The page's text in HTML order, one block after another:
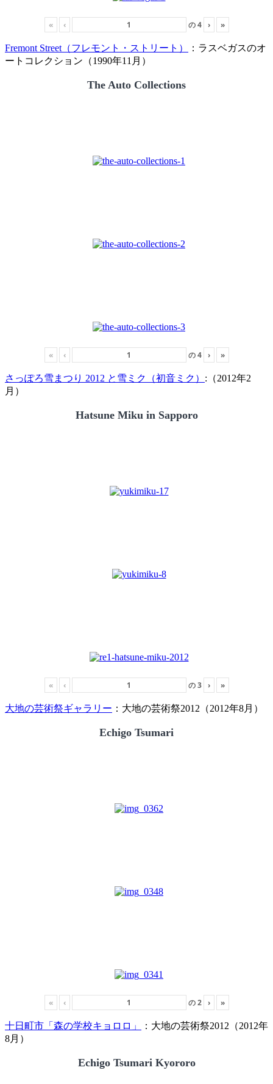
« ‹ の4 › »
Fremont Street（フレモント・ストリート）
：ラスベガスのオ
ートコレクション（1990年11月）
The Auto Collections
« ‹ の4 › »
さっぽろ雪まつり 2012 と雪ミク（初音ミク） :（2012年2
月）
Hatsune Miku in Sapporo
« ‹ の3 › »
大地の芸術祭ギャラリー ：大地の芸術祭2012（2012年8月）
Echigo Tsumari
« ‹ の2 › »
十日町市「森の学校キョロロ」
：大地の芸術祭2012（2012年
8月）
Echigo Tsumari Kyororo